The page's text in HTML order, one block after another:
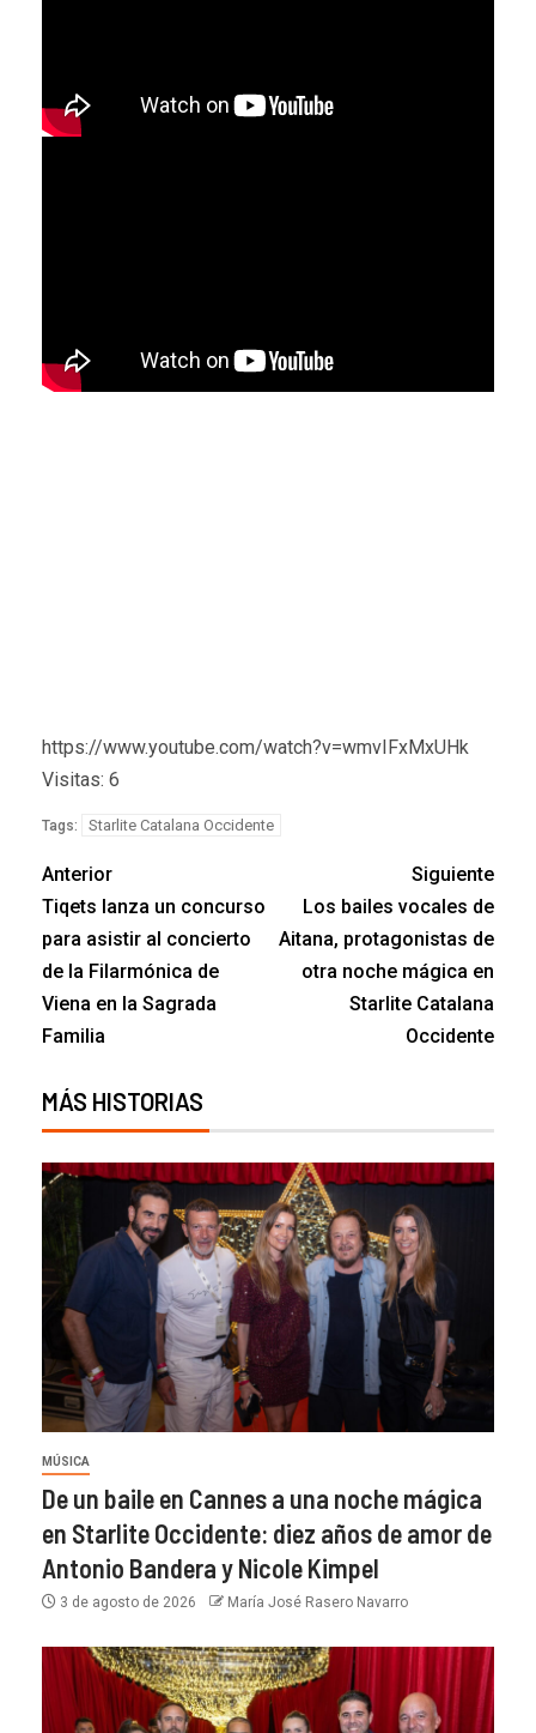
https://www.youtube.com/watch?v=wmvIFxMxUHk
Visitas: 6
Tags: Starlite Catalana Occidente
Anterior
Tiqets lanza un concurso
para asistir al concierto
de la Filarmónica de
Viena en la Sagrada
Familia
Siguiente
Los bailes vocales de
Aitana, protagonistas de
otra noche mágica en
Starlite Catalana
Occidente
MÁS HISTORIAS
MÚSICA
De un baile en Cannes a una noche mágica
en Starlite Occidente: diez años de amor de
Antonio Bandera y Nicole Kimpel
3 de agosto de 2026 María José Rasero Navarro